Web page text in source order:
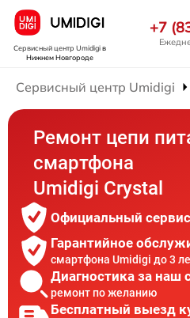
Сервисный центр Umidigiв
Нижнем Новгороде
+7
Сервисный центр Umidigi
Ремонт цепи
смартфона
Umidigi Crystal
Официальный сервис
Гарантийное
смартфона Umidigi до 3
Диагностика за наш
ремонт по желанию
Бесплатный выезд